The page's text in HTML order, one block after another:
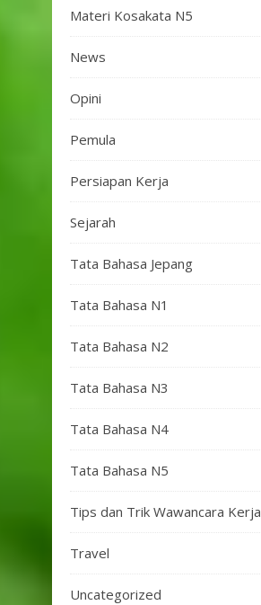
Materi Kosakata N5
News
Opini
Pemula
Persiapan Kerja
Sejarah
Tata Bahasa Jepang
Tata Bahasa N1
Tata Bahasa N2
Tata Bahasa N3
Tata Bahasa N4
Tata Bahasa N5
Tips dan Trik Wawancara Kerja
Travel
Uncategorized